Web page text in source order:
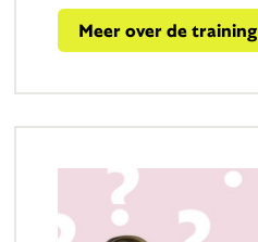
Meer over de training